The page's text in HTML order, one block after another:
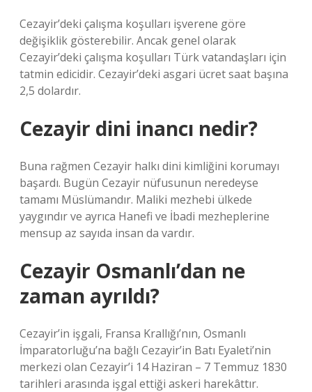
Cezayir’deki çalışma koşulları işverene göre
değişiklik gösterebilir. Ancak genel olarak
Cezayir’deki çalışma koşulları Türk vatandaşları için
tatmin edicidir. Cezayir’deki asgari ücret saat başına
2,5 dolardır.
Cezayir dini inancı nedir?
Buna rağmen Cezayir halkı dini kimliğini korumayı
başardı. Bugün Cezayir nüfusunun neredeyse
tamamı Müslümandır. Maliki mezhebi ülkede
yaygındır ve ayrıca Hanefi ve İbadi mezheplerine
mensup az sayıda insan da vardır.
Cezayir Osmanlı’dan ne
zaman ayrıldı?
Cezayir’in işgali, Fransa Krallığı’nın, Osmanlı
İmparatorluğu’na bağlı Cezayir’in Batı Eyaleti’nin
merkezi olan Cezayir’i 14 Haziran – 7 Temmuz 1830
tarihleri ​​arasında işgal ettiği askeri harekâttır.